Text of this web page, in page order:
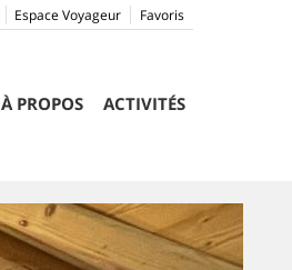
Favoris
Espace Voyageur
À PROPOS ACTIVITÉS